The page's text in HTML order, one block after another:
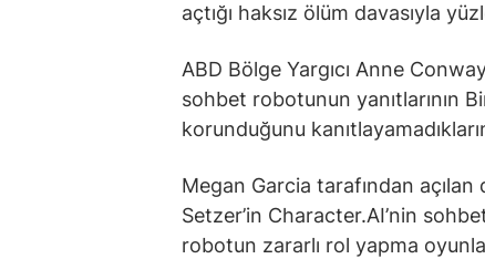
açtığı haksız ölüm davasıyla
ABD Bölge Yargıcı Anne
sohbet robotunun yanıtlarının
korunduğunu
Megan Garcia tarafından
Setzer’in Character.AI’nin
robotun zararlı rol yapma